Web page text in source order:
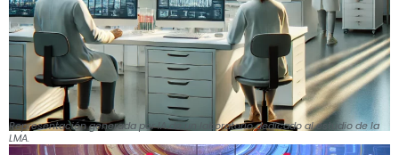
Representación generada por IA de un laboratorio dedicado al estudio de la
LMA.